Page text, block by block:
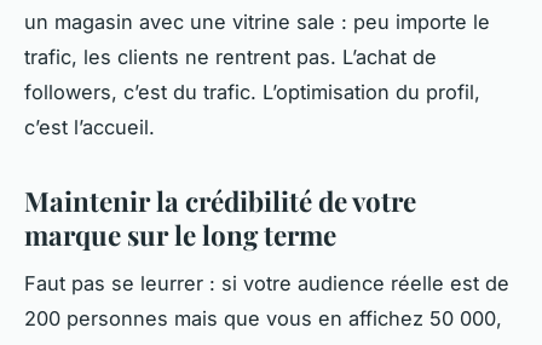
un magasin avec une vitrine sale : peu importe le
trafic, les clients ne rentrent pas. L’achat de
followers, c’est du trafic. L’optimisation du profil,
c’est l’accueil.
Maintenir la crédibilité de votre
marque sur le long terme
Faut pas se leurrer : si votre audience réelle est de
200 personnes mais que vous en affichez 50 000,